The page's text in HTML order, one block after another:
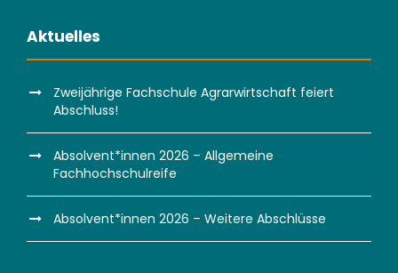
Aktuelles
Zweijährige Fachschule Agrarwirtschaft feiert
Abschluss!
Absolvent*innen 2026 – Allgemeine
Fachhochschulreife
Absolvent*innen 2026 – Weitere Abschlüsse